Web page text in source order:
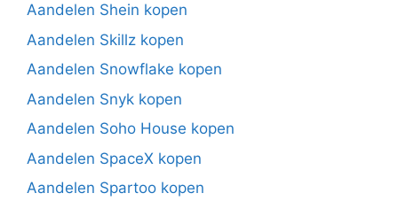
Aandelen Shein kopen
Aandelen Skillz kopen
Aandelen Snowflake kopen
Aandelen Snyk kopen
Aandelen Soho House kopen
Aandelen SpaceX kopen
Aandelen Spartoo kopen